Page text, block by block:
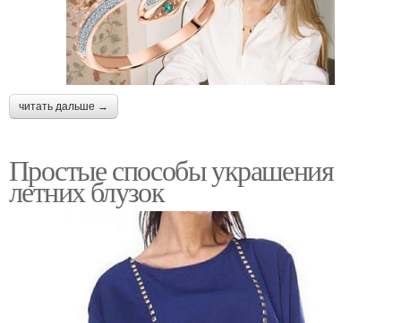
читать дальше →
Простые способы украшения
летних блузок